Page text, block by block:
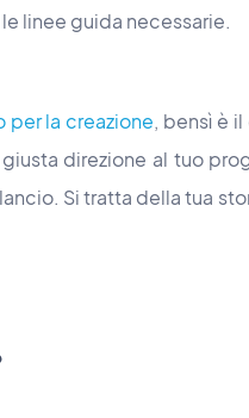
linee guida necessarie.
la creazione, bensì è
direzione al tuo
Si tratta della tua